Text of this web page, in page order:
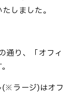
しました。
り、「オフィ
(※ラージ)はオフ